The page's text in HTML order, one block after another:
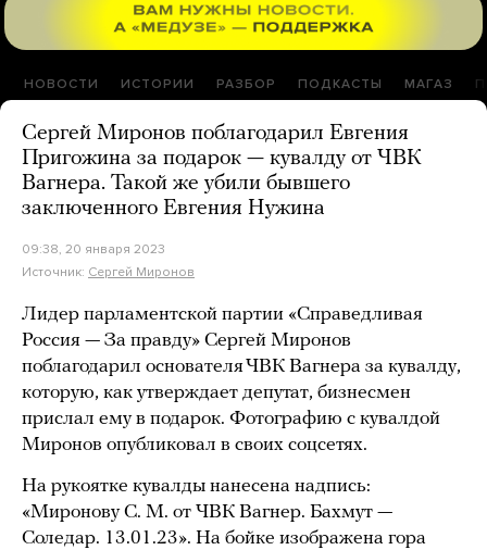
НОВОСТИ ИСТОРИИ РАЗБОР ПОДКАСТЫ МАГАЗ
Сергей Миронов поблагодарил Евгения
Пригожина за подарок — кувалду от ЧВК
Вагнера. Такой же убили бывшего
заключенного Евгения Нужина
09:38, 20 января 2023
Источник: Сергей Миронов
Лидер парламентской партии «Справедливая
Россия — За правду» Сергей Миронов
поблагодарил основателя ЧВК Вагнера за кувалду,
которую, как утверждает депутат, бизнесмен
прислал ему в подарок. Фотографию с кувалдой
Миронов опубликовал в своих соцсетях.
На рукоятке кувалды нанесена надпись:
«Миронову С. М. от ЧВК Вагнер. Бахмут —
Соледар. 13.01.23». На бойке изображена гора